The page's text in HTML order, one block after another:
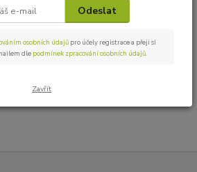
Odeslat
osobních údajů pro účely registrace a přeji si
dle podmínek zpracování osobních údajů.
Zavřít